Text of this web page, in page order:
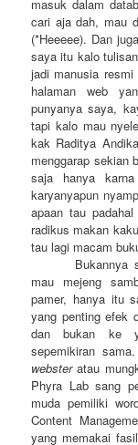
masuk dalam
cari aja dah, mau
(*Heeeee). Dan
saya itu kalo
jadi manusia
halaman web
punyanya saya,
tapi kalo mau
kak Raditya
menggarap sekian
saja hanya
karyanyapun
apaan tau
radikus makan
tau lagi macam
Bukannya
mau mejeng
pamer, hanya itu
yang penting efek
dan bukan ke
sepemikiran
websteratau
Phyra Lab sang
muda pemiliki
Content
yang memakai